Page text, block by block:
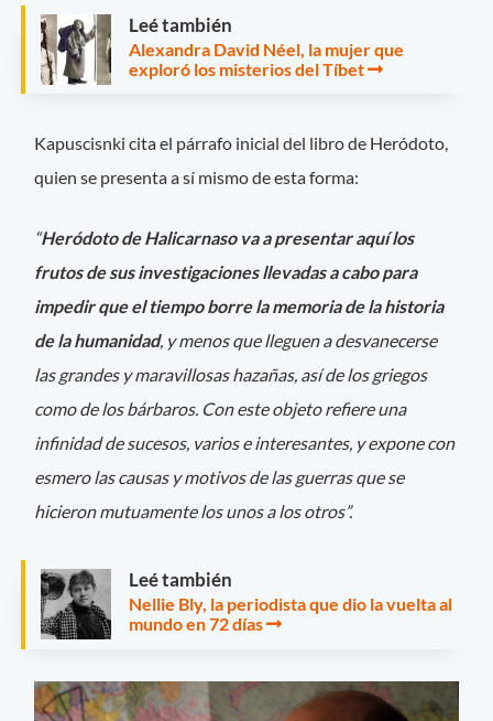
Leé también
Alexandra David Néel, la mujer que
exploró los misterios del Tíbet
Kapuscisnki cita el párrafo inicial del libro de Heródoto,
quien se presenta a sí mismo de esta forma:
“Heródoto de Halicarnaso va a presentar aquí los
frutos de sus investigaciones llevadas a cabo para
impedir que el tiempo borre la memoria de la historia
de la humanidad, y menos que lleguen a desvanecerse
las grandes y maravillosas hazañas, así de los griegos
como de los bárbaros. Con este objeto refiere una
infinidad de sucesos, varios e interesantes, y expone con
esmero las causas y motivos de las guerras que se
hicieron mutuamente los unos a los otros”.
Leé también
Nellie Bly, la periodista que dio la vuelta al
mundo en 72 días